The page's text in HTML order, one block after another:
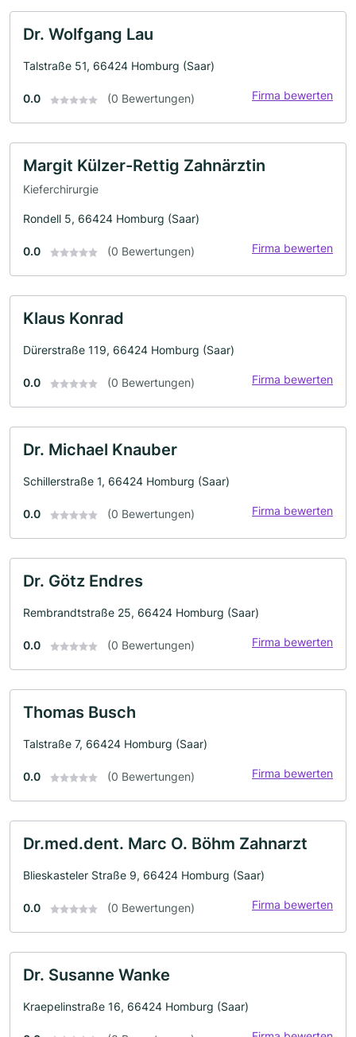
Dr. Wolfgang Lau
Talstraße 51, 66424 Homburg (Saar)
0.0 (0 Bewertungen) Firma bewerten
Margit Külzer-Rettig Zahnärztin
Kieferchirurgie
Rondell 5, 66424 Homburg (Saar)
0.0 (0 Bewertungen) Firma bewerten
Klaus Konrad
Dürerstraße 119, 66424 Homburg (Saar)
0.0 (0 Bewertungen) Firma bewerten
Dr. Michael Knauber
Schillerstraße 1, 66424 Homburg (Saar)
0.0 (0 Bewertungen) Firma bewerten
Dr. Götz Endres
Rembrandtstraße 25, 66424 Homburg (Saar)
0.0 (0 Bewertungen) Firma bewerten
Thomas Busch
Talstraße 7, 66424 Homburg (Saar)
0.0 (0 Bewertungen) Firma bewerten
Dr.med.dent. Marc O. Böhm Zahnarzt
Blieskasteler Straße 9, 66424 Homburg (Saar)
0.0 (0 Bewertungen) Firma bewerten
Dr. Susanne Wanke
Kraepelinstraße 16, 66424 Homburg (Saar)